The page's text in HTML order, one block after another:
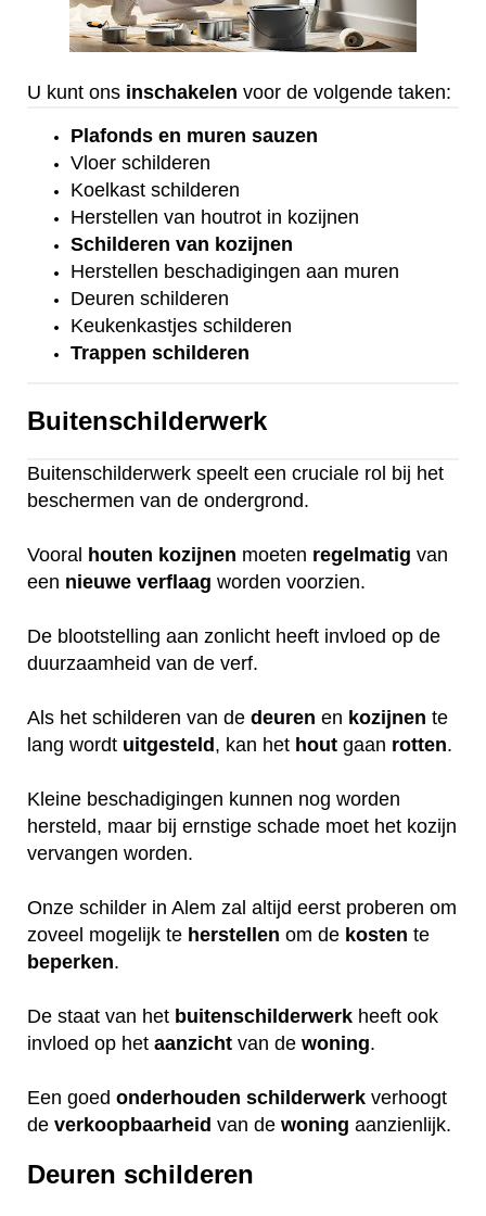
U kunt ons inschakelen voor de volgende taken:
Plafonds en muren sauzen
Vloer schilderen
Koelkast schilderen
Herstellen van houtrot in kozijnen
Schilderen van kozijnen
Herstellen beschadigingen aan muren
Deuren schilderen
Keukenkastjes schilderen
Trappen schilderen
Buitenschilderwerk
Buitenschilderwerk speelt een cruciale rol bij het
beschermen van de ondergrond.
Vooral houten kozijnen moeten regelmatig van
een nieuwe verflaag worden voorzien.
De blootstelling aan zonlicht heeft invloed op de
duurzaamheid van de verf.
Als het schilderen van de deuren en kozijnen te
lang wordt uitgesteld, kan het hout gaan rotten.
Kleine beschadigingen kunnen nog worden
hersteld, maar bij ernstige schade moet het kozijn
vervangen worden.
Onze schilder in Alem zal altijd eerst proberen om
zoveel mogelijk te herstellen om de kosten te
beperken.
De staat van het buitenschilderwerk heeft ook
invloed op het aanzicht van de woning.
Een goed onderhouden schilderwerk verhoogt
de verkoopbaarheid van de woning aanzienlijk.
Deuren schilderen